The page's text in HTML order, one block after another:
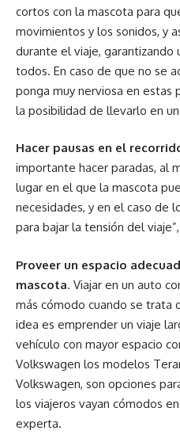
cortos con la mascota para
movimientos y los sonidos, y
durante el viaje, garantizando
todos. En caso de que no se
ponga muy nerviosa en estas
la posibilidad de llevarlo en
Hacer pausas en el
importante hacer paradas, al
lugar en el que la mascota
necesidades, y en el caso de
para bajar la tensión del
Proveer un espacio
mascota. Viajar en un auto
más cómodo cuando se trata
idea es emprender un viaje
vehículo con mayor espacio
Volkswagen los modelos
Volkswagen, son opciones
los viajeros vayan cómodos
experta.